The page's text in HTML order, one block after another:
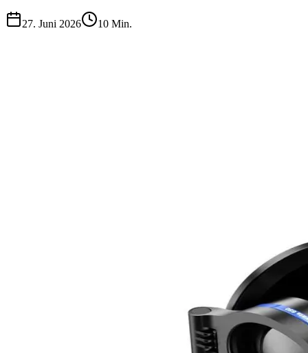
27. Juni 2026 10 Min.